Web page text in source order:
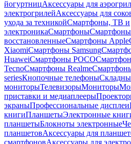
йогуртницАксессуары для
электрогрилейАксессуары для
ухода за техникойСмартфоны, ТВ и
электроникаСмартфоныСмартфоны
восстановленныеСмартфоны Apple
XiaomiСмартфоны Samsung
HuaweiСмартфоны POCO
TecnoСмартфоны Realme
seriesКнопочные телефоны
мониторыТелевизорыМониторы
приставки и медиаплееры
экраныПрофессиональные дисплеи
книгиПланшетыЭлектронные
планшетыБлокноты электронные
планшетовАксессуары для
смартфоновАксессуары для